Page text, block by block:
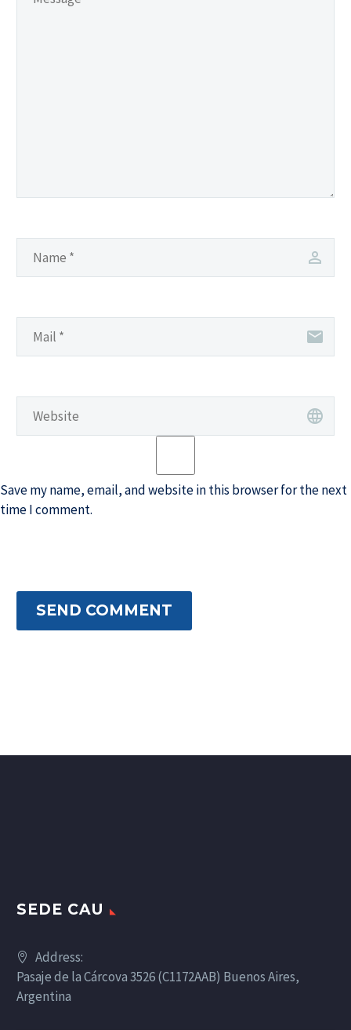
Save my name, email, and website in this browser for the next
time I comment.
SEND COMMENT
SEDE CAU
Address:
Pasaje de la Cárcova 3526 (C1172AAB) Buenos Aires,
Argentina